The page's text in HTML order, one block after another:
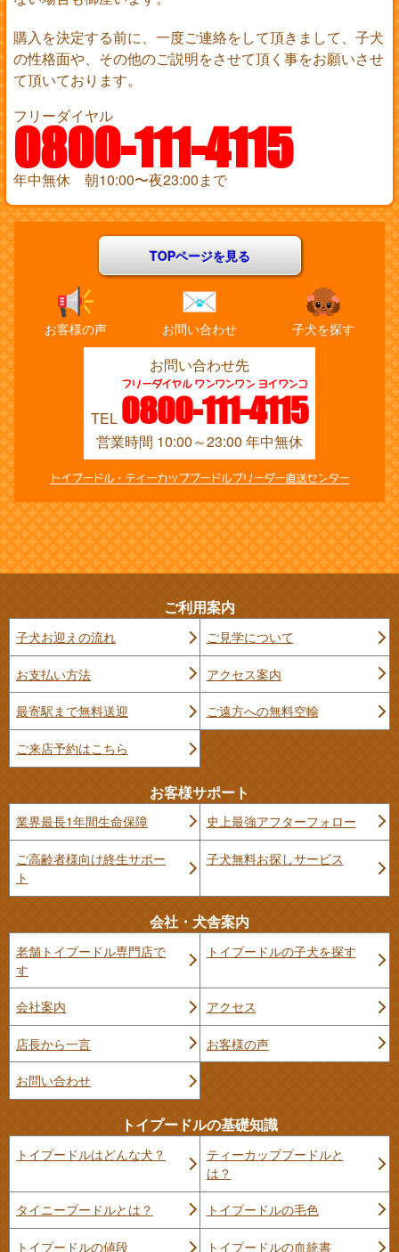
購入を決定する前に、一度ご連絡をして頂きまして、子犬
の性格面や、その他のご説明をさせて頂く事をお願いさせ
て頂いております。
フリーダイヤル
0800-111-4115
年中無休 朝10:00〜夜23:00まで
TOPページを見る
お客様の声 お問い合わせ 子犬を探す
お問い合わせ先
TEL 0800-111-4115
フリーダイヤル ワンワンワン ヨイワンコ
営業時間 10:00～23:00 年中無休
トイプードル・ティーカッププードルブリーダー直送センター
ご利用案内
子犬お迎えの流れ ご見学について
お支払い方法 アクセス案内
最寄駅まで無料送迎 ご遠方への無料空輸
ご来店予約はこちら
お客様サポート
業界最長1年間生命保障 史上最強アフターフォロー
ご高齢者様向け終生サポー
ト
子犬無料お探しサービス
会社・犬舎案内
老舗トイプードル専門店で
す
トイプードルの子犬を探す
会社案内 アクセス
店長から一言 お客様の声
お問い合わせ
トイプードルの基礎知識
トイプードルはどんな犬？
ティーカッププードルと
は？
タイニープードルとは？ トイプードルの毛色
トイプードルの値段 トイプードルの血統書